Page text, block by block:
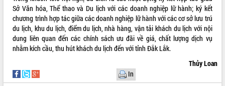
Hội thảo khoa học “Giải pháp thúc đẩy
phát triển nền kinh tế xanh tại tỉnh
Đắk Lắk”
Tăng cường giám sát, đôn đốc thực
hiện nhiệm vụ quản lý tài sản công
Tháo gỡ những vướng mắc, đẩy mạnh
Sở Văn hóa, Thể thao và Du lịch với các doanh nghiệp lữ hành; ký kết
chương trình hợp tác giữa các doanh nghiệp lữ hành với các cơ sở lưu trú
du lịch, khu du lịch, điểm du lịch, nhà hàng, vận tải khách du lịch với nội
dung liên quan đến các chính sách ưu đãi về giá, chất lượng dịch vụ
nhằm kích cầu, thu hút khách du lịch đến với tỉnh Đắk Lắk.
Thủy Loan
In